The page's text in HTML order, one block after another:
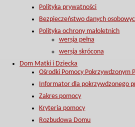
Polityka prywatności
Bezpieczeństwo danych
Polityka ochrony małoletnich
wersja pełna
wersja skrócona
Dom Matki i Dziecka
Ośrodki Pomocy Pokrzywdzonym
Informator dla pokrzywdzonego
Zakres pomocy
Kryteria pomocy
Rozbudowa Domu